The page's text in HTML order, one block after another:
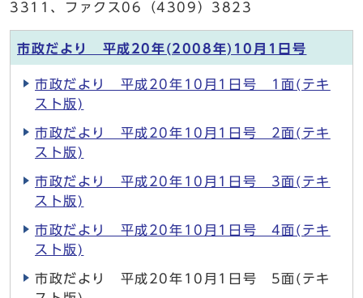
3311、ファクス06（4309）3823
市政だより 平成20年(2008年)10月1日号
市政だより 平成20年10月1日号 1面(テキ
スト版)
市政だより 平成20年10月1日号 2面(テキ
スト版)
市政だより 平成20年10月1日号 3面(テキ
スト版)
市政だより 平成20年10月1日号 4面(テキ
スト版)
市政だより 平成20年10月1日号 5面(テキ